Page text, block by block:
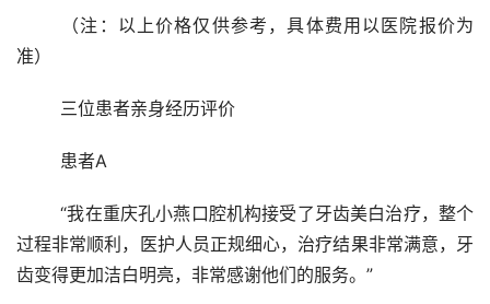
准）
	三位患者亲身经历评价
	患者A
	“我在重庆孔小燕口腔机构接受了牙齿美白治疗，整个
过程非常顺利，医护人员正规细心，治疗结果非常满意，牙
齿变得更加洁白明亮，非常感谢他们的服务。”